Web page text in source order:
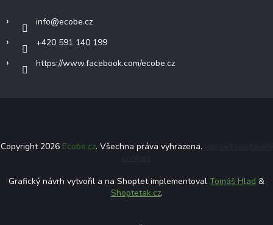
info@ecobe.cz
+420 591 140 199
https://www.facebook.com/ecobe.cz
Copyright 2026 Ecobe.cz. Všechna práva vyhrazena.
Grafický návrh vytvořil a na Shoptet implementoval Tomáš Hlad &
Shoptetak.cz.